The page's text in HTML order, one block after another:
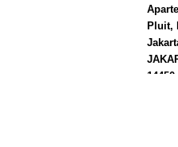
Pluit,
14450